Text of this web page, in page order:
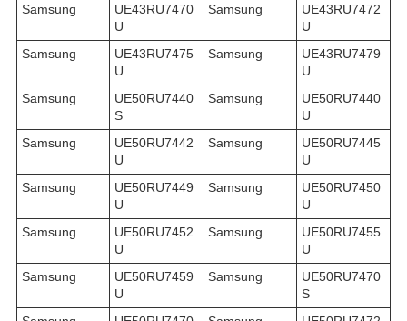
Samsung
UE43RU7470
U
Samsung
UE43RU7472
U
Samsung
UE43RU7475
U
Samsung
UE43RU7479
U
Samsung
UE50RU7440
S
Samsung
UE50RU7440
U
Samsung
UE50RU7442
U
Samsung
UE50RU7445
U
Samsung
UE50RU7449
U
Samsung
UE50RU7450
U
Samsung
UE50RU7452
U
Samsung
UE50RU7455
U
Samsung
UE50RU7459
U
Samsung
UE50RU7470
S